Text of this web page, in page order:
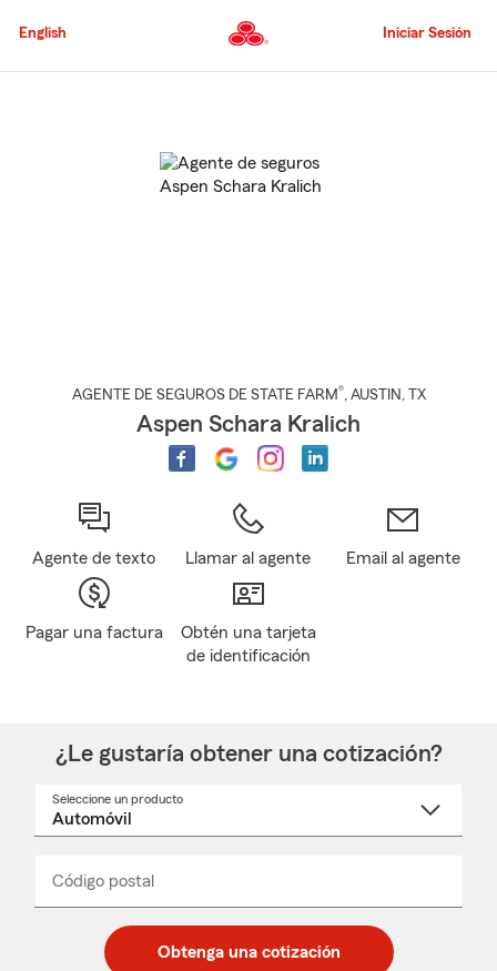
al
principal
English Iniciar Sesión
AGENTE DE SEGUROS DE STATE FARM®, AUSTIN , TX
Aspen Schara Kralich
Agente de texto Llamar al agente Email al agente
Pagar una factura
Obtén una tarjeta
de identificación
¿Le gustaría obtener una cotización?
Seleccione un producto
desplegable
Código postal
de
de
_____
Obtenga una cotización